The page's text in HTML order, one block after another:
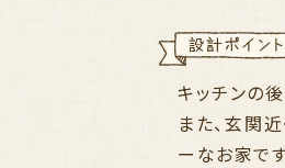
キッチンの
また、玄関
ーなお家です